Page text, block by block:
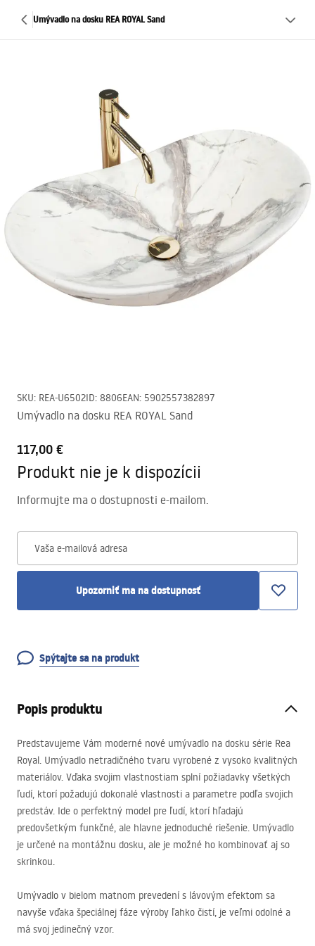
Umývadlo na dosku REA ROYAL Sand
SKU: REA-U6502ID: 8806EAN: 5902557382897
Umývadlo na dosku REA ROYAL Sand
117,00 €
Produkt nie je k dispozícii
Informujte ma o dostupnosti e-mailom.
Vaša e-mailová adresa
Upozorniť ma na dostupnosť
Spýtajte sa na produkt
Popis produktu
Predstavujeme Vám moderné nové umývadlo na dosku série Rea
Royal. Umývadlo netradičného tvaru vyrobené z vysoko kvalitných
materiálov. Vďaka svojim vlastnostiam splní požiadavky všetkých
ľudí, ktorí požadujú dokonalé vlastnosti a parametre podľa svojich
predstáv. Ide o perfektný model pre ľudí, ktorí hľadajú
predovšetkým funkčné, ale hlavne jednoduché riešenie. Umývadlo
je určené na montážnu dosku, ale je možné ho kombinovať aj so
skrinkou.
Umývadlo v bielom matnom prevedení s lávovým efektom sa
navyše vďaka špeciálnej fáze výroby ľahko čistí, je veľmi odolné a
má svoj jedinečný vzor.